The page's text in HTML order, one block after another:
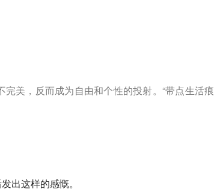
完美，反而成为自由和个性的投射。“带点生活痕
出这样的感慨。